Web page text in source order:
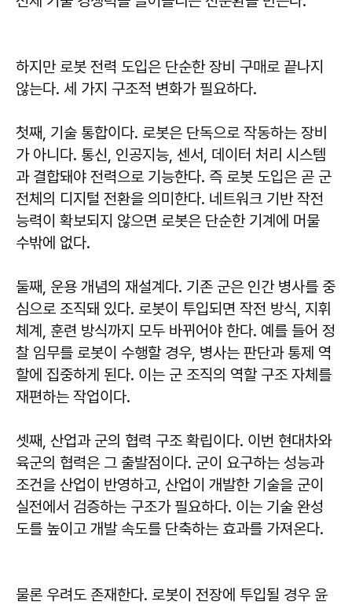
하지만 로봇 전력 도입은 단순한 장비 구매로 끝나지
않는다. 세 가지 구조적 변화가 필요하다.
첫째, 기술 통합이다. 로봇은 단독으로 작동하는 장비
가 아니다. 통신, 인공지능, 센서, 데이터 처리 시스템
과 결합돼야 전력으로 기능한다. 즉 로봇 도입은 곧 군
전체의 디지털 전환을 의미한다. 네트워크 기반 작전
능력이 확보되지 않으면 로봇은 단순한 기계에 머물
수밖에 없다.
둘째, 운용 개념의 재설계다. 기존 군은 인간 병사를 중
심으로 조직돼 있다. 로봇이 투입되면 작전 방식, 지휘
체계, 훈련 방식까지 모두 바뀌어야 한다. 예를 들어 정
찰 임무를 로봇이 수행할 경우, 병사는 판단과 통제 역
할에 집중하게 된다. 이는 군 조직의 역할 구조 자체를
재편하는 작업이다.
셋째, 산업과 군의 협력 구조 확립이다. 이번 현대차와
육군의 협력은 그 출발점이다. 군이 요구하는 성능과
조건을 산업이 반영하고, 산업이 개발한 기술을 군이
실전에서 검증하는 구조가 필요하다. 이는 기술 완성
도를 높이고 개발 속도를 단축하는 효과를 가져온다.
물론 우려도 존재한다. 로봇이 전장에 투입될 경우 윤